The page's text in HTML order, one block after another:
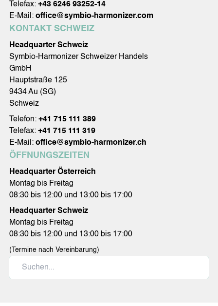
Telefax: +43 6246 93252-14
E-Mail: office@symbio-harmonizer.com
KONTAKT SCHWEIZ
Headquarter Schweiz
Symbio-Harmonizer Schweizer Handels
GmbH
Hauptstraße 125
9434 Au (SG)
Schweiz
Telefon: +41 715 111 389
Telefax: +41 715 111 319
E-Mail: office@symbio-harmonizer.ch
ÖFFNUNGSZEITEN
Headquarter Österreich
Montag bis Freitag
08:30 bis 12:00 und 13:00 bis 17:00
Headquarter Schweiz
Montag bis Freitag
08:30 bis 12:00 und 13:00 bis 17:00
(Termine nach Vereinbarung)